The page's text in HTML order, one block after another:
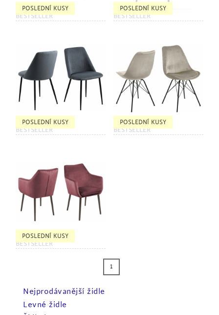
POSLEDNÍ KUSY
BESTSELLER
POSLEDNÍ KUSY
BESTSELLER
POSLEDNÍ KUSY
BESTSELLER
POSLEDNÍ KUSY
BESTSELLER
POSLEDNÍ KUSY
BESTSELLER
1
Nejprodávanější židle
Levné židle